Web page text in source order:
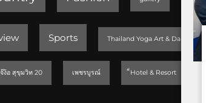
Sports Thailand Yoga Art & Dance 2019
จ๊ง้อ สุขุมวิท 20 เพชรบูรณ์ ็Hotel & Resort